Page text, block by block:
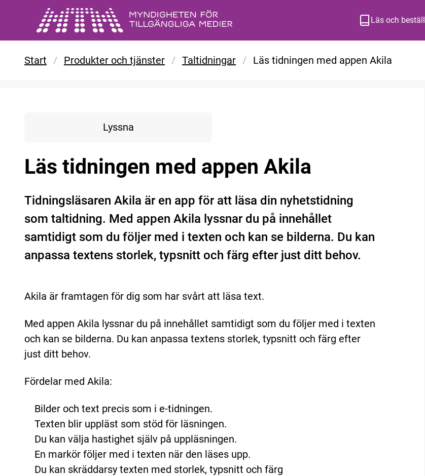
Gå till huvudinnehåll
Läs och beställ
Start / Produkter och tjänster / Taltidningar / Läs tidningen med appen Akila
Lyssna
Läs tidningen med appen Akila
Tidningsläsaren Akila är en app för att läsa din nyhetstidning
som taltidning. Med appen Akila lyssnar du på innehållet
samtidigt som du följer med i texten och kan se bilderna. Du kan
anpassa textens storlek, typsnitt och färg efter just ditt behov.
Akila är framtagen för dig som har svårt att läsa text.
Med appen Akila lyssnar du på innehållet samtidigt som du följer med i texten
och kan se bilderna. Du kan anpassa textens storlek, typsnitt och färg efter
just ditt behov.
Fördelar med Akila:
Bilder och text precis som i e-tidningen.
Texten blir uppläst som stöd för läsningen.
Du kan välja hastighet själv på uppläsningen.
En markör följer med i texten när den läses upp.
Du kan skräddarsy texten med storlek, typsnitt och färg